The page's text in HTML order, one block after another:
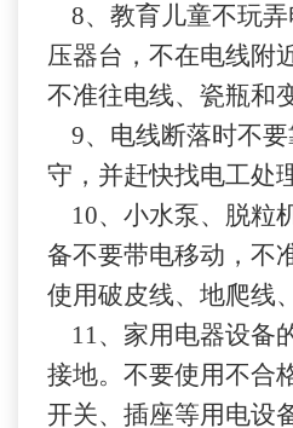
8、教育儿童不玩
压器台，不在电线附
不准往电线、瓷瓶和
9、电线断落时不
守，并赶快找电工处
10、小水泵、脱粒
备不要带电移动，不
使用破皮线、地爬线
11、家用电器设备
接地。不要使用不合
开关、插座等用电设